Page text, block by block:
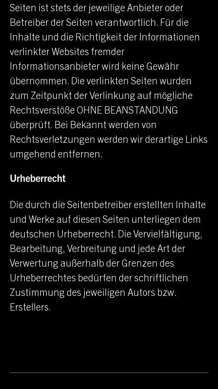
Seiten ist stets der jeweilige Anbieter oder
Betreiber der Seiten verantwortlich. Für die
Inhalte und die Richtigkeit der Informationen
verlinkter Websites fremder
Informationsanbieter wird keine Gewähr
übernommen. Die verlinkten Seiten wurden
zum Zeitpunkt der Verlinkung auf mögliche
Rechtsverstöße OHNE BEANSTANDUNG
überprüft. Bei Bekannt werden von
Rechtsverletzungen werden wir derartige Links
umgehend entfernen.
Urheberrecht
Die durch die Seitenbetreiber erstellten Inhalte
und Werke auf diesen Seiten unterliegen dem
deutschen Urheberrecht. Die Vervielfältigung,
Bearbeitung, Verbreitung und jede Art der
Verwertung außerhalb der Grenzen des
Urheberrechtes bedürfen der schriftlichen
Zustimmung des jeweiligen Autors bzw.
Erstellers.